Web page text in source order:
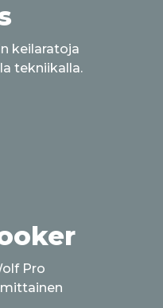
keilaratoja
tekniikalla.
Pro